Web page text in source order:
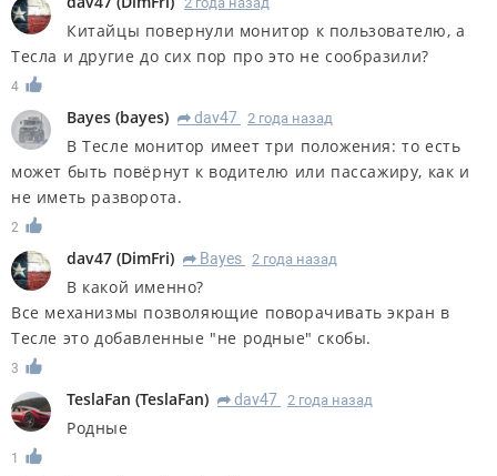
Китайцы повернули монитор к пользователю, а
Тесла и другие до сих пор про это не сообразили?
4
Bayes (bayes) R dav47 2 года назад
В Тесле монитор имеет три положения: то есть
может быть повёрнут к водителю или пассажиру, как и
не иметь разворота.
2
dav47 (DimFri) R Bayes 2 года назад
В какой именно?
Все механизмы позволяющие поворачивать экран в
Тесле это добавленные "не родные" скобы.
3
TeslaFan (TeslaFan) R dav47 2 года назад
Родные
1